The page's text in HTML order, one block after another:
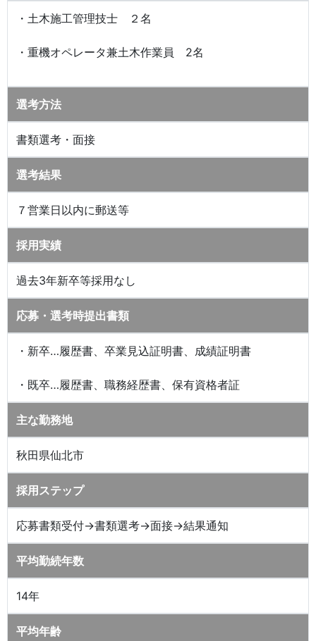
・土木施工管理技士 ２名
・重機オペレータ兼土木作業員 2名
選考方法
書類選考・面接
選考結果
７営業日以内に郵送等
採用実績
過去3年新卒等採用なし
応募・選考時提出書類
・新卒…履歴書、卒業見込証明書、成績証明書
・既卒…履歴書、職務経歴書、保有資格者証
主な勤務地
秋田県仙北市
採用ステップ
応募書類受付→書類選考→面接→結果通知
平均勤続年数
14年
平均年齢